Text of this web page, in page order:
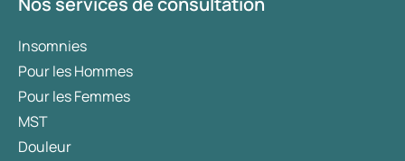
Insomnies
Pour les Hommes
Pour les Femmes
MST
Douleur